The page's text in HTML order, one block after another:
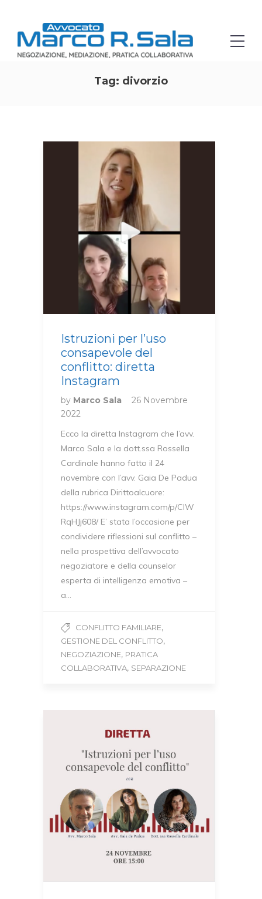
Tag: divorzio
Istruzioni per l’uso
consapevole del
conflitto: diretta
Instagram
by Marco Sala
26 Novembre
2022
Ecco la diretta Instagram che l’avv.
Marco Sala e la dott.ssa Rossella
Cardinale hanno fatto il 24
novembre con l’avv. Gaia De Padua
della rubrica Dirittoalcuore:
https://www.instagram.com/p/ClW
RqHJj608/ E’ stata l’occasione per
condividere riflessioni sul conflitto –
nella prospettiva dell’avvocato
negoziatore e della counselor
esperta di intelligenza emotiva –
a…
CONFLITTO FAMILIARE,
GESTIONE DEL CONFLITTO,
NEGOZIAZIONE, PRATICA
COLLABORATIVA, SEPARAZIONE